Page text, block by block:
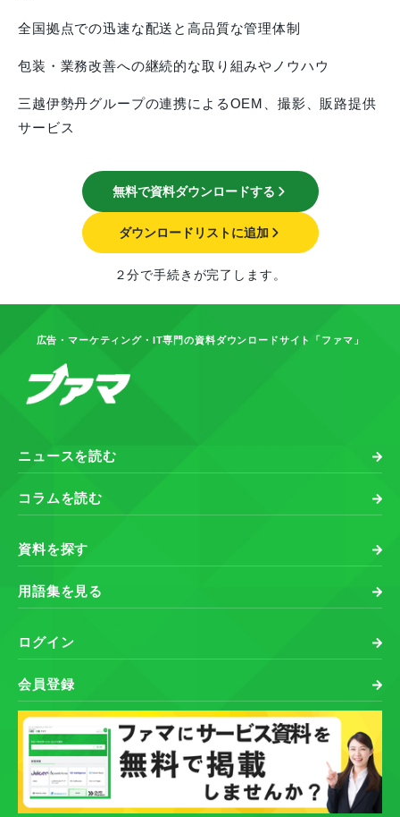
全国拠点での迅速な配送と高品質な管理体制
包装・業務改善への継続的な取り組みやノウハウ
三越伊勢丹グループの連携によるOEM、撮影、販路提供
サービス
無料で資料ダウンロードする
ダウンロードリストに追加
２分で手続きが完了します。
広告・マーケティング・IT専門の資料ダウンロードサイト「ファマ」
ニュースを読む
コラムを読む
資料を探す
用語集を見る
ログイン
会員登録